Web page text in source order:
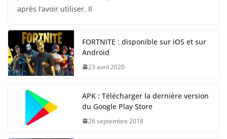
après l’avoir utiliser. Il
FORTNITE : disponible sur iOS et sur
Android
23 avril 2020
APK : Télécharger la dernière version
du Google Play Store
26 septembre 2018